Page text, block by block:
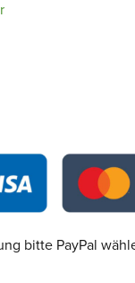
bitte PayPal